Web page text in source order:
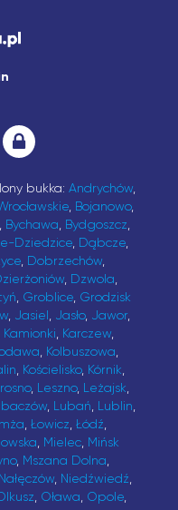
bukka: Andrychów,
, Bojanowo,
Bychawa, Bydgoszcz,
Dziedzice, Dąbcze,
, Dobrzechów,
, Dzwola,
, Groblice, Grodzisk
, Jasiel, Jasło, Jawor,
Kamionki, Karczew,
, Kolbuszowa,
, Kościelisko, Kórnik,
, Leszno, Leżajsk,
, Lubań, Lublin,
, Łowicz, Łódź,
, Mielec, Mińsk
, Mszana Dolna,
Nałęczów, Niedźwiedź,
, Oława, Opole,